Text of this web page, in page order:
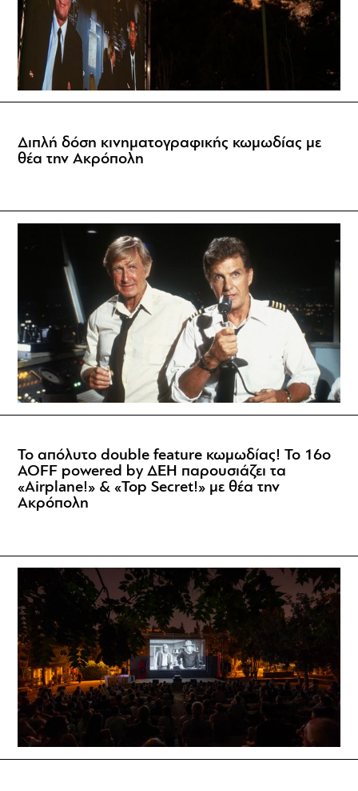
Διπλή δόση κινηματογραφικής κωμωδίας με
θέα την Ακρόπολη
Το απόλυτο double feature κωμωδίας! Το 16ο
AOFF powered by ΔΕΗ παρουσιάζει τα
«Airplane!» & «Top Secret!» με θέα την
Ακρόπολη